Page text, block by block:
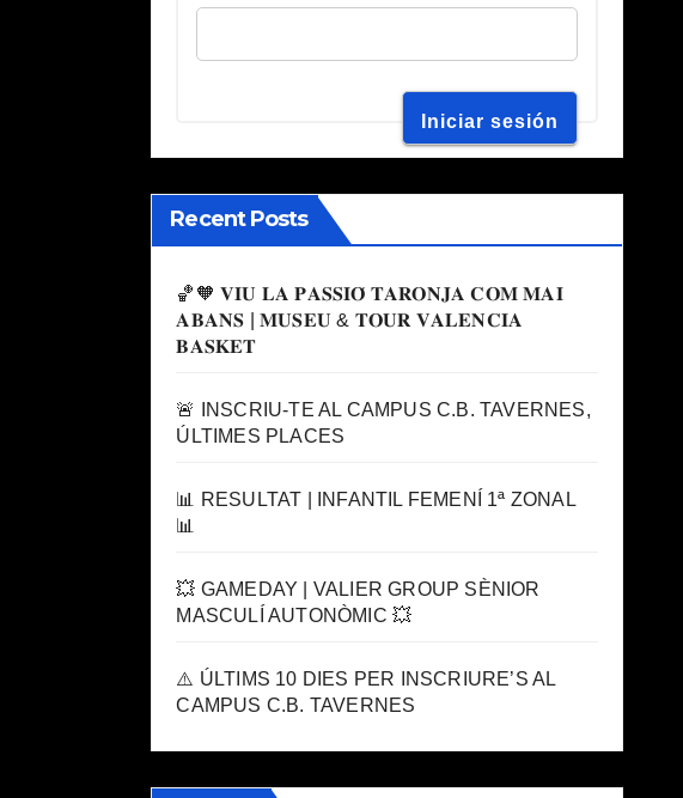
Recent Posts
🏀🧡 𝐕𝐈𝐔 𝐋𝐀 𝐏𝐀𝐒𝐒𝐈𝐎́ 𝐓𝐀𝐑𝐎𝐍𝐉𝐀 𝐂𝐎𝐌 𝐌𝐀𝐈
𝐀𝐁𝐀𝐍𝐒 | 𝐌𝐔𝐒𝐄𝐔 & 𝐓𝐎𝐔𝐑 𝐕𝐀𝐋𝐄𝐍𝐂𝐈𝐀
𝐁𝐀𝐒𝐊𝐄𝐓
🚨 INSCRIU-TE AL CAMPUS C.B. TAVERNES,
ÚLTIMES PLACES
📊 RESULTAT | INFANTIL FEMENÍ 1ª ZONAL
📊
💥 GAMEDAY | VALIER GROUP SÈNIOR
MASCULÍ AUTONÒMIC 💥
⚠️ ÚLTIMS 10 DIES PER INSCRIURE’S AL
CAMPUS C.B. TAVERNES